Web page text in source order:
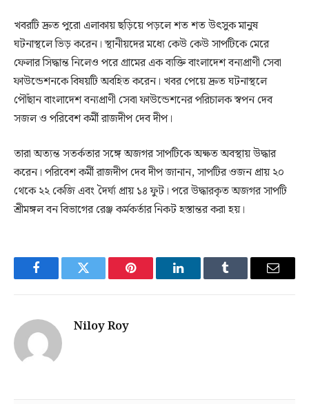
খবরটি দ্রুত পুরো এলাকায় ছড়িয়ে পড়লে শত শত উৎসুক মানুষ
ঘটনাস্থলে ভিড় করেন। স্থানীয়দের মধ্যে কেউ কেউ সাপটিকে মেরে
ফেলার সিদ্ধান্ত নিলেও পরে গ্রামের এক ব্যক্তি বাংলাদেশ বন্যপ্রাণী সেবা
ফাউন্ডেশনকে বিষয়টি অবহিত করেন। খবর পেয়ে দ্রুত ঘটনাস্থলে
পৌঁছান বাংলাদেশ বন্যপ্রাণী সেবা ফাউন্ডেশনের পরিচালক স্বপন দেব
সজল ও পরিবেশ কর্মী রাজদীপ দেব দীপ।
তারা অত্যন্ত সতর্কতার সঙ্গে অজগর সাপটিকে অক্ষত অবস্থায় উদ্ধার
করেন। পরিবেশ কর্মী রাজদীপ দেব দীপ জানান, সাপটির ওজন প্রায় ২০
থেকে ২২ কেজি এবং দৈর্ঘ্য প্রায় ১৪ ফুট। পরে উদ্ধারকৃত অজগর সাপটি
শ্রীমঙ্গল বন বিভাগের রেঞ্জ কর্মকর্তার নিকট হস্তান্তর করা হয়।
FacebookTwitter Pinterest LinkedInTumblr Email
Niloy Roy